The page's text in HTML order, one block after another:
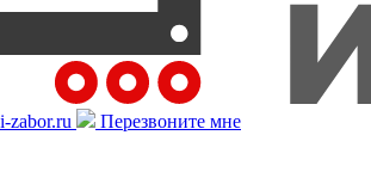
zabor.ru
Перезвоните мне